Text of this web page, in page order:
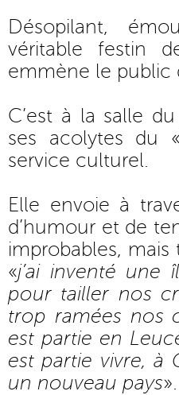
Désopilant,
véritable festin
emmène le public
C’est à la salle
ses acolytes du «
service culturel.
Elle envoie à
d’humour et de
improbables,
«j’ai inventé une
pour tailler nos
trop ramées nos
est partie en
est partie vivre, à
un nouveau pays».